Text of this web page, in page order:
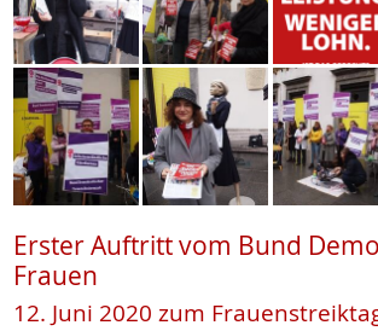
Erster Auftritt vom Bund
Frauen
12. Juni 2020 zum